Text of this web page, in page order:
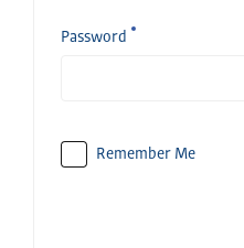
Password
Remember Me